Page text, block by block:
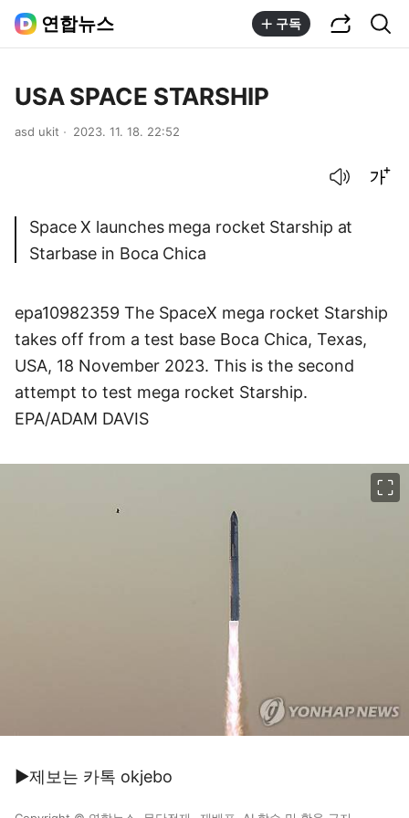
연합뉴스 구독
USA SPACE STARSHIP
asd ukit 2023. 11. 18. 22:52
Space X launches mega rocket Starship at
Starbase in Boca Chica
epa10982359 The SpaceX mega rocket Starship
takes off from a test base Boca Chica, Texas,
USA, 18 November 2023. This is the second
attempt to test mega rocket Starship.
EPA/ADAM DAVIS
▶제보는 카톡 okjebo